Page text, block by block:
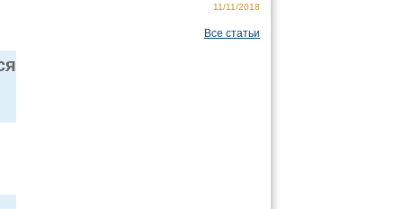
11/11/2018
Все статьи